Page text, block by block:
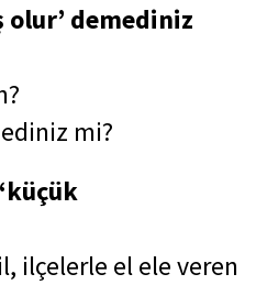
olur’ demediniz
mi?
ilçelerle el ele veren